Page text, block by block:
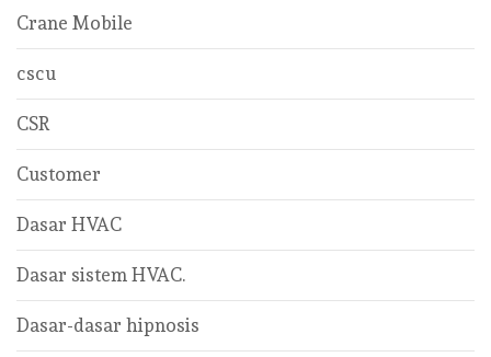
Crane Mobile
cscu
CSR
Customer
Dasar HVAC
Dasar sistem HVAC.
Dasar-dasar hipnosis